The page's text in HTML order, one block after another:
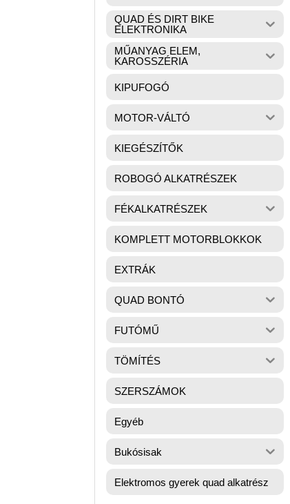
QUAD ÉS DIRT BIKE
ELEKTRONIKA
MŰANYAG ELEM,
KAROSSZÉRIA
KIPUFOGÓ
MOTOR-VÁLTÓ
KIEGÉSZÍTŐK
ROBOGÓ ALKATRÉSZEK
FÉKALKATRÉSZEK
KOMPLETT MOTORBLOKKOK
EXTRÁK
QUAD BONTÓ
FUTÓMŰ
TÖMÍTÉS
SZERSZÁMOK
Egyéb
Bukósisak
Elektromos gyerek quad alkatrész